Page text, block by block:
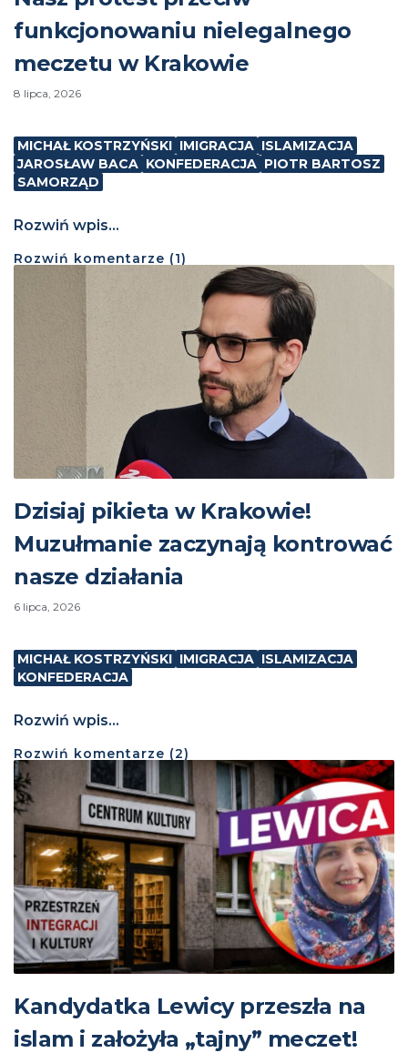
funkcjonowaniu nielegalnego
meczetu w Krakowie
8 lipca, 2026
MICHAŁ KOSTRZYŃSKI IMIGRACJA ISLAMIZACJA
JAROSŁAW BACA KONFEDERACJA PIOTR BARTOSZ
SAMORZĄD
Rozwiń wpis...
Rozwiń komentarze (1)
Dzisiaj pikieta w Krakowie!
Muzułmanie zaczynają kontrować
nasze działania
6 lipca, 2026
MICHAŁ KOSTRZYŃSKI IMIGRACJA ISLAMIZACJA
KONFEDERACJA
Rozwiń wpis...
Rozwiń komentarze (2)
Kandydatka Lewicy przeszła na
islam i założyła „tajny” meczet!